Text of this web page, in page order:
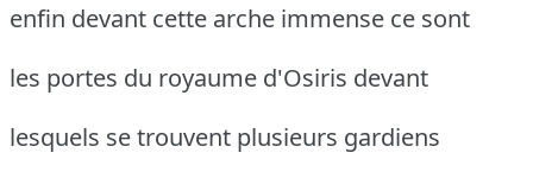
enfin devant cette arche immense ce sont
les portes du royaume d'Osiris devant
lesquels se trouvent plusieurs gardiens